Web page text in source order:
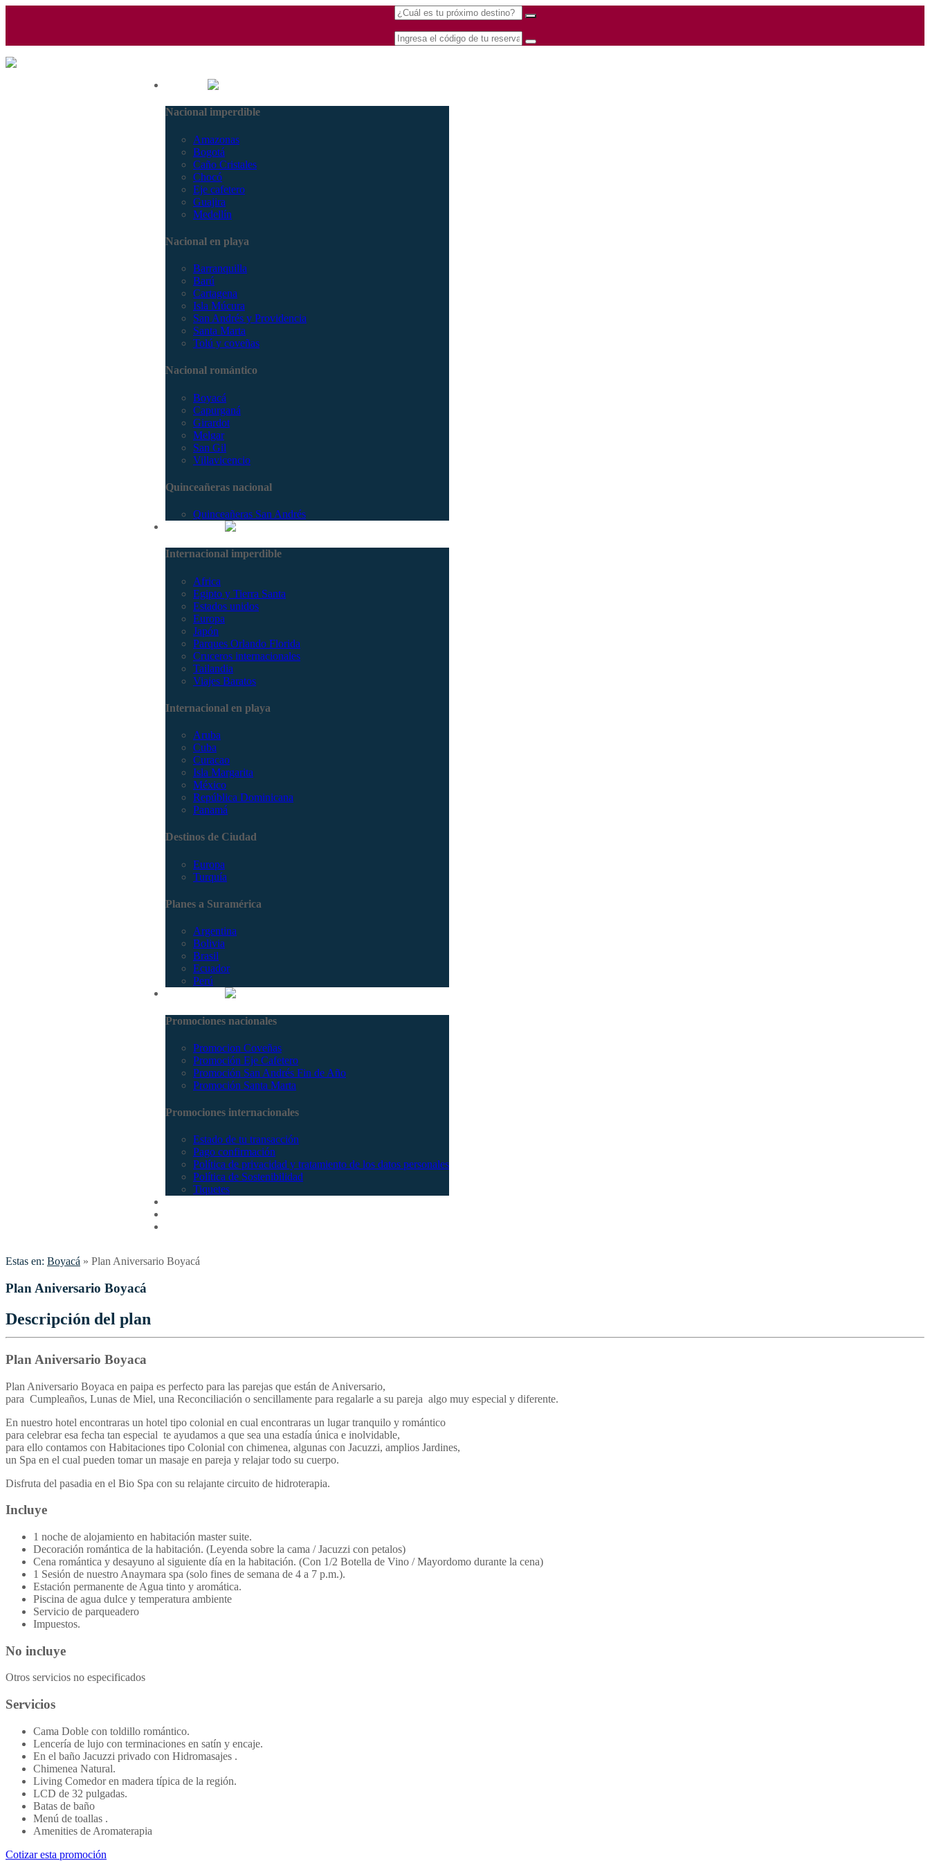
Nacional imperdible
Amazonas
Bogotá
Caño Cristales
Chocó
Eje cafetero
Guajira
Medellín
Nacional en playa
Barranquilla
Barú
Cartagena
Isla Múcura
San Andrés y Providencia
Santa Marta
Tolú y coveñas
Nacional romántico
Boyacá
Capurganá
Girardot
Melgar
San Gil
Villavicencio
Quinceañeras nacional
Quinceañeras San Andrés
Internacional imperdible
Africa
Egipto y Tierra Santa
Estados unidos
Europa
Japón
Parques Orlando Florida
Cruceros internacionales
Tailandia
Viajes Baratos
Internacional en playa
Aruba
Cuba
Curacao
Isla Margarita
México
República Dominicana
Panamá
Destinos de Ciudad
Europa
Turquía
Planes a Suramérica
Argentina
Bolivia
Brasil
Ecuador
Perú
Promociones nacionales
Promocion Coveñas
Promoción Eje Cafetero
Promoción San Andrés Fin de Año
Promoción Santa Marta
Promociones internacionales
Estado de tu transacción
Pago confirmación
Política de privacidad y tratamiento de los datos personales
Política de Sostenibilidad
Tiquetes
Estas en: Boyacá » Plan Aniversario Boyacá
Plan Aniversario Boyacá
Descripción del plan
Plan Aniversario Boyaca
Plan Aniversario Boyaca en paipa es perfecto para las parejas que están de Aniversario,
para Cumpleaños, Lunas de Miel, una Reconciliación o sencillamente para regalarle a su pareja algo muy especial y diferente.
En nuestro hotel encontraras un hotel tipo colonial en cual encontraras un lugar tranquilo y romántico
para celebrar esa fecha tan especial te ayudamos a que sea una estadía única e inolvidable,
para ello contamos con Habitaciones tipo Colonial con chimenea, algunas con Jacuzzi, amplios Jardines,
un Spa en el cual pueden tomar un masaje en pareja y relajar todo su cuerpo.
Disfruta del pasadia en el Bio Spa con su relajante circuito de hidroterapia.
Incluye
1 noche de alojamiento en habitación master suite.
Decoración romántica de la habitación. (Leyenda sobre la cama / Jacuzzi con petalos)
Cena romántica y desayuno al siguiente día en la habitación. (Con 1/2 Botella de Vino / Mayordomo durante la cena)
1 Sesión de nuestro Anaymara spa (solo fines de semana de 4 a 7 p.m.).
Estación permanente de Agua tinto y aromática.
Piscina de agua dulce y temperatura ambiente
Servicio de parqueadero
Impuestos.
No incluye
Otros servicios no especificados
Servicios
Cama Doble con toldillo romántico.
Lencería de lujo con terminaciones en satín y encaje.
En el baño Jacuzzi privado con Hidromasajes .
Chimenea Natural.
Living Comedor en madera típica de la región.
LCD de 32 pulgadas.
Batas de baño
Menú de toallas .
Amenities de Aromaterapia
Cotizar esta promoción